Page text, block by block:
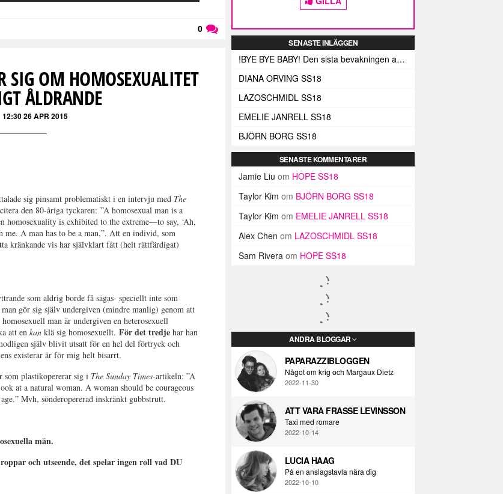
0
OM HOMOSEXUALITET
ÅLDRANDE
12:30 26 APR 2015
sig pinsamt problematiskt i en intervju med The
den 80-åriga tyckaren: ”A homosexual man is a
homosexuality is exhibited to the extreme—to say, ‘Ah,
A man has to be a man,”. Att en individ, som
kränkande vis har självklart fått (helt rättfärdigat)
som aldrig borde få sägas- speciellt inte som
gör sig själv undergiven (mindre manlig) genom att
man är undergiven en heterosexuell
att enkan klä sig homosexuellt.För det tredje har han
själv blivit utsatt för en hel del förtryck och
existerar är för mig helt bisarrt.
som plastikopererar sig i The Sunday Times-artikeln: ”A
at a natural woman. A woman should be courageous
Mvh, sönderopererad inskränkt gubbstrutt.
män.
och utseende, det spelar ingen roll vad DU
SENASTE INLÄGGEN
!BYE BYE BABY! Den sista bevakningen av Fashion Week Stockholm – och med den de sista skrivna orden (här)
DIANA ORVING SS18
LAZOSCHMIDL SS18
EMELIE JANRELL SS18
BJÖRN BORG SS18
SENASTE KOMMENTARER
Jamie Liu om HOPE SS18
Taylor Kim om BJÖRN BORG SS18
Taylor Kim om EMELIE JANRELL SS18
Alex Chen om LAZOSCHMIDL SS18
Sam Rivera om HOPE SS18
ANDRA BLOGGAR
PAPARAZZIBLOGGEN
Något om krig och Margaux Dietz
2022-11-30
ATT VARA FRASSE LEVINSSON
Taxi med romare
2022-10-14
LUCIA HAAG
På en anslagstavla nära dig
2022-10-10